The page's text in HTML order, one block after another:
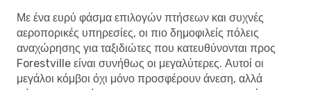
Με ένα ευρύ φάσμα επιλογών πτήσεων και συχνές
αεροπορικές υπηρεσίες, οι πιο δημοφιλείς πόλεις
αναχώρησης για ταξιδιώτες που κατευθύνονται προς
Forestville είναι συνήθως οι μεγαλύτερες. Αυτοί οι
μεγάλοι κόμβοι όχι μόνο προσφέρουν άνεση, αλλά